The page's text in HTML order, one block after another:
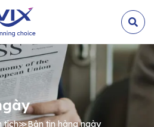
tích≫Bản tin hàng ngày